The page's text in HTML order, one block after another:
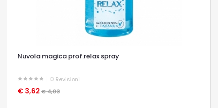
Nuvola magica prof.relax spray
0 Revisioni
€ 3,62 € 4,03
OCCHIATA VELOCE